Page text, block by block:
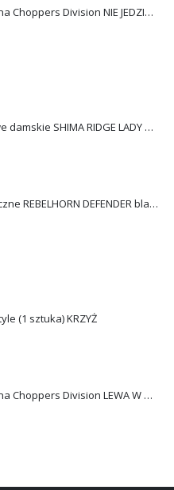
Chusta bawełniana Choppers Division NIE JEDZIESZ NIE ŻYJESZ
Spodnie jeansowe damskie SHIMA RIDGE LADY blue
Rękawice turystyczne REBELHORN DEFENDER black yellow fluo
(1 sztuka) KRZYŻ
Chusta bawełniana Choppers Division LEWA W GÓRĘ